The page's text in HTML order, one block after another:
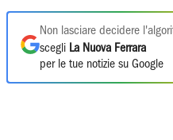
Non lasciare decidere
scegli La Nuova Ferrara
per le tue notizie su Google